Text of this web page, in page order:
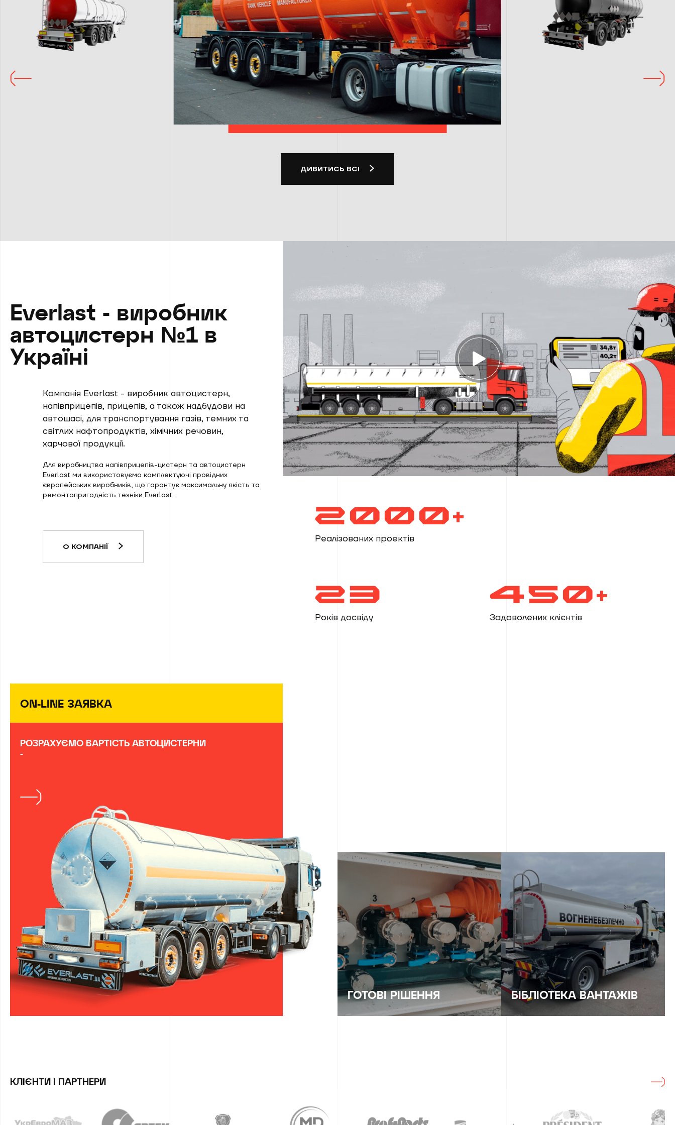
ДИВИТИСЬ ВСІ
Everlast - виробник
автоцистерн №1 в
Україні
Компанія Everlast - виробник автоцистерн,
напівприцепів, прицепів, а також надбудови на
автошасі, для транспортування газів, темних та
світлих нафтопродуктів, хімічних речовин,
харчової продукції.
Для виробництва напівприцепів-цистерн та автоцистерн
Everlast ми використовуємо комплектуючі провідних
європейських виробників, що гарантує максимальну якість та
ремонтопригодність техніки Everlast.
О КОМПАНІЇ
2000+
Реалізованих проектів
23
Років досвіду
450+
Задоволених клієнтів
ON-LINE ЗАЯВКА
РОЗРАХУЄМО ВАРТІСТЬ АВТОЦИСТЕРНИ
-
ГОТОВІ РІШЕННЯ БІБЛІОТЕКА ВАНТАЖІВ
КЛІЄНТИ І ПАРТНЕРИ